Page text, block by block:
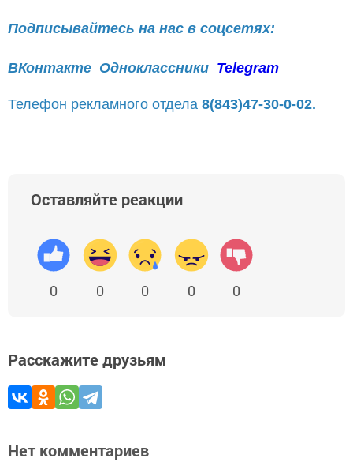
Подписывайтесь на нас в соцсетях:
ВКонтакте Одноклассники Telegram
Телефон рекламного отдела 8(843)47-30-0-02.
Оставляйте реакции
0 0 0 0 0
Расскажите друзьям
Нет комментариев